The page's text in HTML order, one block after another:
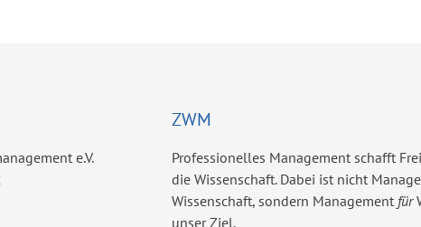
e.V.
ZWM
Professionelles Management schafft
die Wissenschaft. Dabei ist nicht
Wissenschaft, sondern Management für
unser Ziel.